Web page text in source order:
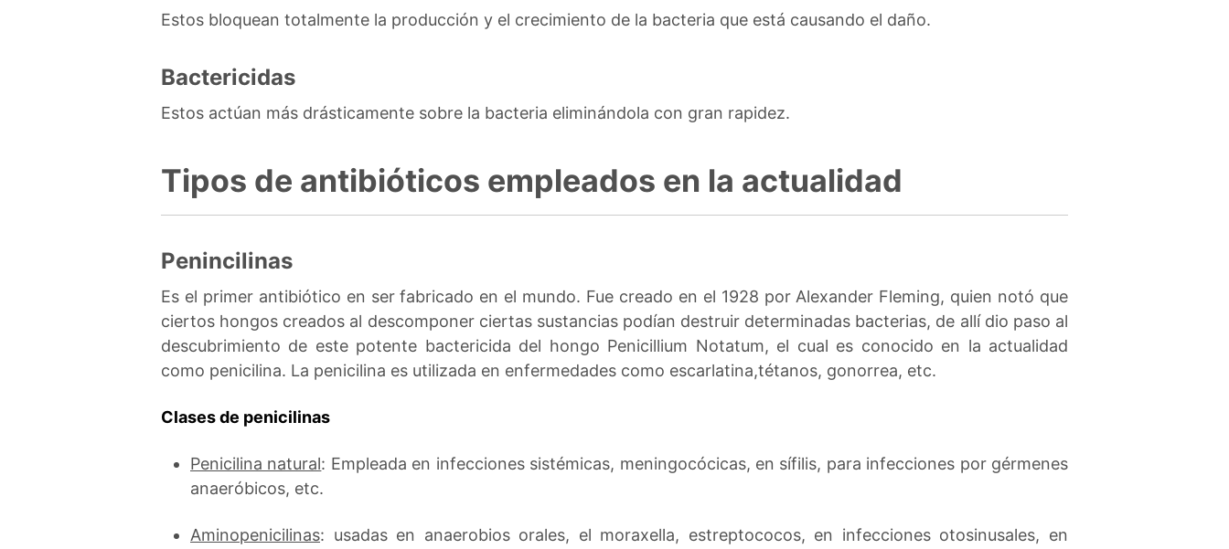
Estos bloquean totalmente la producción y el crecimiento de la bacteria que está causando el daño.
Bactericidas
Estos actúan más drásticamente sobre la bacteria eliminándola con gran rapidez.
Tipos de antibióticos empleados en la actualidad
Penincilinas
Es el primer antibiótico en ser fabricado en el mundo. Fue creado en el 1928 por Alexander Fleming, quien notó que
ciertos hongos creados al descomponer ciertas sustancias podían destruir determinadas bacterias, de allí dio paso al
descubrimiento de este potente bactericida del hongo Penicillium Notatum, el cual es conocido en la actualidad
como penicilina. La penicilina es utilizada en enfermedades como escarlatina,tétanos, gonorrea, etc.
Clases de penicilinas
Penicilina natural: Empleada en infecciones sistémicas, meningocócicas, en sífilis, para infecciones por gérmenes
anaeróbicos, etc.
Aminopenicilinas: usadas en anaerobios orales, el moraxella, estreptococos, en infecciones otosinusales, en